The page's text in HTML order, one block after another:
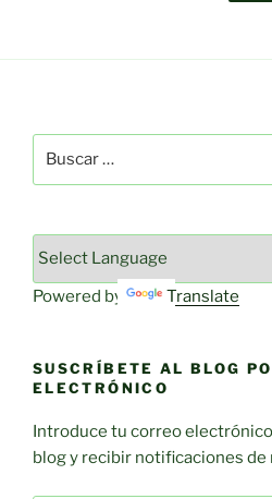
por:
Powered by Translate
SUSCRÍBETE AL BLOG
ELECTRÓNICO
Introduce tu correo
blog y recibir notificaciones de